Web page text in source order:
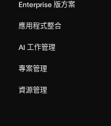
Enterprise 版方案
應用程式整合
AI 工作管理
專案管理
資源管理